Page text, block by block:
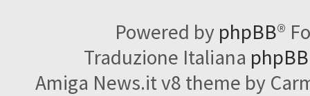
Powered by phpBB®
Traduzione Italiana
Amiga News.it v8 theme by